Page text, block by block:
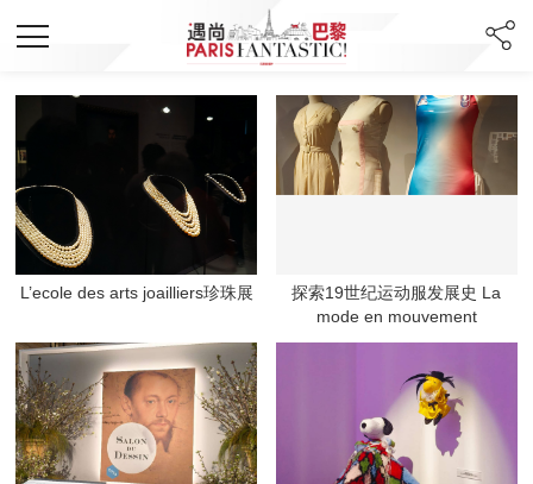
L’ecole des arts joailliers珍珠展
探索19世纪运动服发展史 La
mode en mouvement